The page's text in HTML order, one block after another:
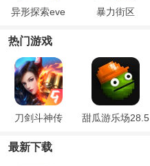
异形探索eve 暴力街区
热门游戏
刀剑斗神传
甜瓜游乐场28.5
最新下载